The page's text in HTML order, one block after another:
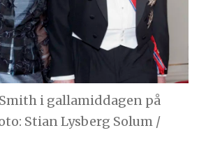
i gallamiddagen på
Stian Lysberg Solum /